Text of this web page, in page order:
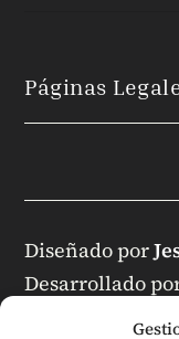
Páginas
Diseñado por
Desarrollado